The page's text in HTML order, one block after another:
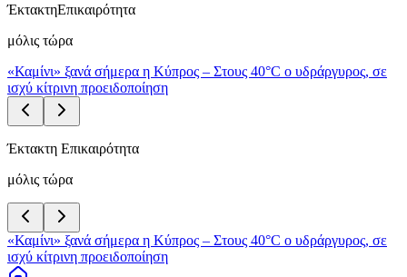
ΈκτακτηΕπικαιρότητα
μόλις τώρα
«Καμίνι» ξανά σήμερα η Κύπρος – Στους 40°C ο υδράργυρος, σε
ισχύ κίτρινη προειδοποίηση
Έκτακτη Επικαιρότητα
μόλις τώρα
«Καμίνι» ξανά σήμερα η Κύπρος – Στους 40°C ο υδράργυρος, σε
ισχύ κίτρινη προειδοποίηση